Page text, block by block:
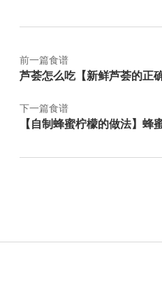
前一篇食谱
芦荟怎么吃【新鲜芦荟的正
下一篇食谱
【自制蜂蜜柠檬的做法】蜂